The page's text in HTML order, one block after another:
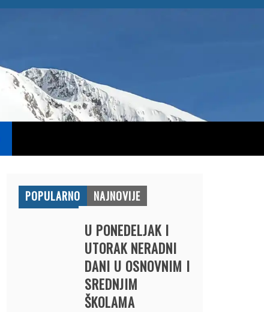
POPULARNO NAJNOVIJE
U PONEDELJAK I
UTORAK NERADNI
DANI U OSNOVNIM I
SREDNJIM
ŠKOLAMA